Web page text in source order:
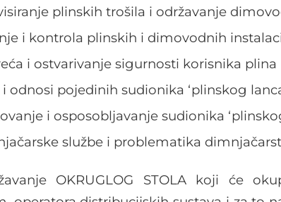
plinskih trošila i održavanje
i kontrola plinskih i dimovodnih
i ostvarivanje sigurnosti korisnika plina
odnosi pojedinih sudionika ‘plinskog
i osposobljavanje sudionika
službe i problematika
OKRUGLOG STOLA koji će